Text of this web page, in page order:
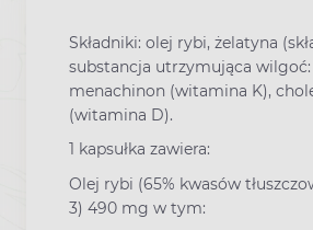
Składniki: olej rybi, żelatyna
substancja utrzymująca
menachinon (witamina K),
(witamina D).
1 kapsułka zawiera:
Olej rybi (65% kwasów
3) 490 mg w tym: